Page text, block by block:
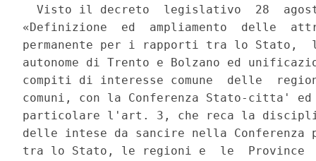
Visto il decreto  legislativo  28
«Definizione  ed  ampliamento  delle
permanente per i rapporti tra lo Stato,
autonome di Trento e Bolzano ed
compiti di interesse comune  delle
comuni, con la Conferenza Stato-citta'
particolare l'art. 3, che reca la
delle intese da sancire nella
tra lo Stato, le regioni e  le  Province